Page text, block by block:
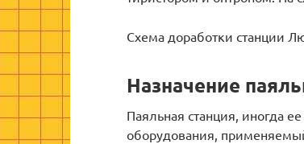
Схема доработки станции
Назначение
Паяльная станция, иногда
оборудования,